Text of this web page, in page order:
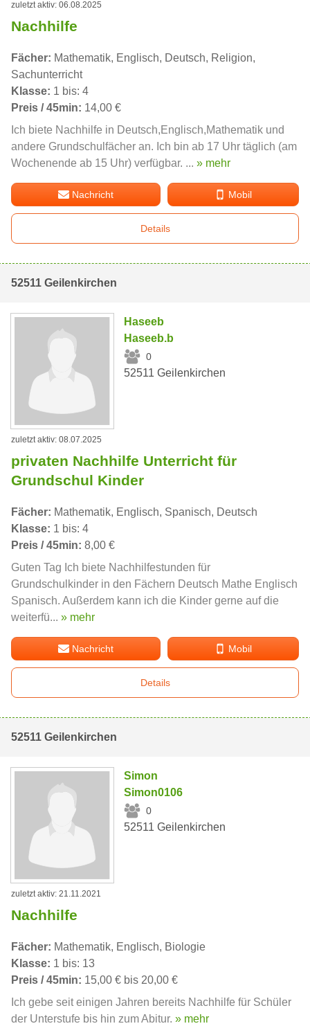
zuletzt aktiv: 06.08.2025
Nachhilfe
Fächer: Mathematik, Englisch, Deutsch, Religion,
Sachunterricht
Klasse: 1 bis: 4
Preis / 45min: 14,00 €
Ich biete Nachhilfe in Deutsch,Englisch,Mathematik und
andere Grundschulfächer an. Ich bin ab 17 Uhr täglich (am
Wochenende ab 15 Uhr) verfügbar. ... » mehr
Nachricht Mobil
Details
52511 Geilenkirchen
Haseeb
Haseeb.b
0
52511 Geilenkirchen
zuletzt aktiv: 08.07.2025
privaten Nachhilfe Unterricht für
Grundschul Kinder
Fächer: Mathematik, Englisch, Spanisch, Deutsch
Klasse: 1 bis: 4
Preis / 45min: 8,00 €
Guten Tag Ich biete Nachhilfestunden für
Grundschulkinder in den Fächern Deutsch Mathe Englisch
Spanisch. Außerdem kann ich die Kinder gerne auf die
weiterfü... » mehr
Nachricht Mobil
Details
52511 Geilenkirchen
Simon
Simon0106
0
52511 Geilenkirchen
zuletzt aktiv: 21.11.2021
Nachhilfe
Fächer: Mathematik, Englisch, Biologie
Klasse: 1 bis: 13
Preis / 45min: 15,00 € bis 20,00 €
Ich gebe seit einigen Jahren bereits Nachhilfe für Schüler
der Unterstufe bis hin zum Abitur. » mehr